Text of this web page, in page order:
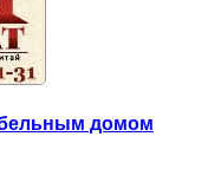
домом